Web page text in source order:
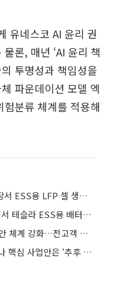
유네스코 AI 윤리 권
론, 매년 ‘AI 윤리 책
투명성과 책임성을
파운데이션 모델 엑
분류 체계를 적용해
LG에너지솔루션, 美 GM 합작공장서 ESS용 LFP 셀 생산 시작
LG엔솔, 내년부터 美 미시간 랜싱서 테슬라 ESS용 배터리 생산
LG유플, 4월 13일부터 가입자 보안 체계 강화…전고객 유심 무상교체·재설정
싸이월드, 10월 부활 예고…그러나 핵심 사업안은 ‘추후 공개’